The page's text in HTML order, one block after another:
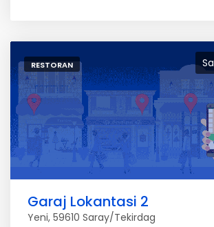
RESTORAN
Garaj Lokantasi 2
Yeni, 59610 Saray/Tekirdag